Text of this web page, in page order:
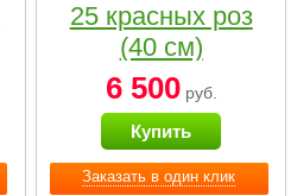
Заказать в один клик
25 красных роз
(40 см)
6 500руб.
Купить